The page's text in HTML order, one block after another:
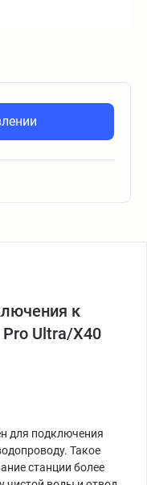
к
Pro Ultra/X40
для подключения
Такое
станции более